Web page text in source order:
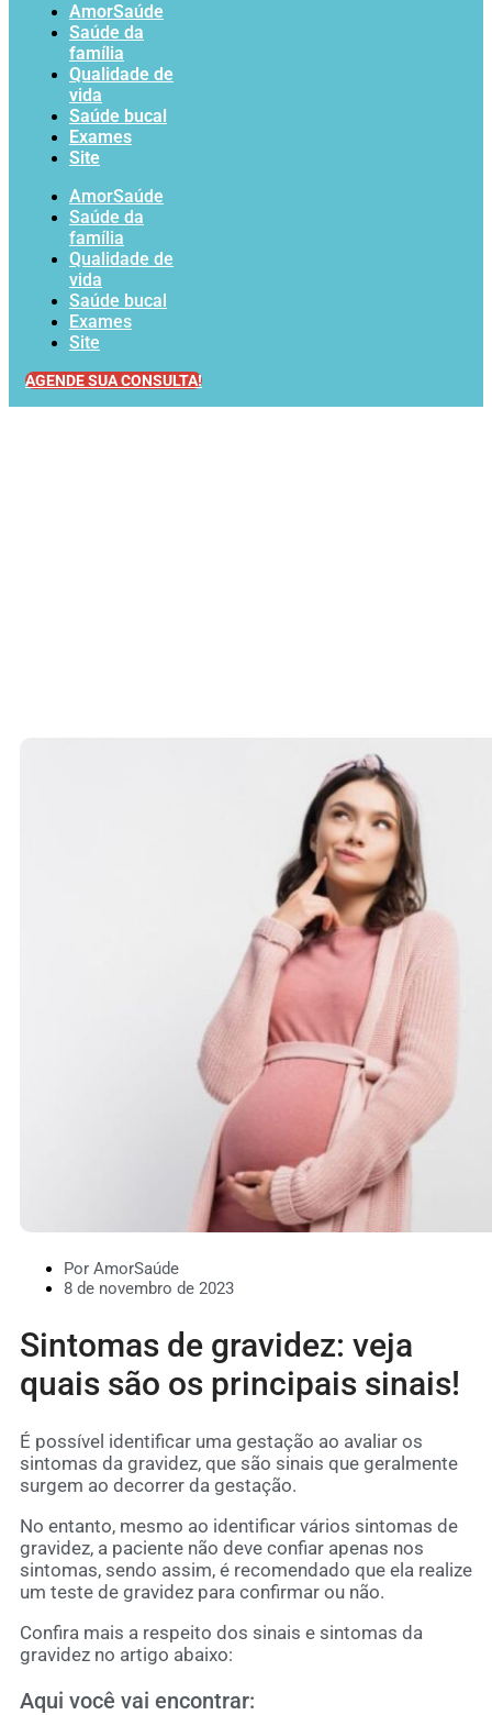
AmorSaúde
Saúde da
família
Qualidade de
vida
Saúde bucal
Exames
Site
AmorSaúde
Saúde da
família
Qualidade de
vida
Saúde bucal
Exames
Site
AGENDE SUA CONSULTA!
Por AmorSaúde
8 de novembro de 2023
Sintomas de gravidez: veja
quais são os principais sinais!
É possível identificar uma gestação ao avaliar os
sintomas da gravidez, que são sinais que geralmente
surgem ao decorrer da gestação.
No entanto, mesmo ao identificar vários sintomas de
gravidez, a paciente não deve confiar apenas nos
sintomas, sendo assim, é recomendado que ela realize
um teste de gravidez para confirmar ou não.
Confira mais a respeito dos sinais e sintomas da
gravidez no artigo abaixo:
Aqui você vai encontrar: